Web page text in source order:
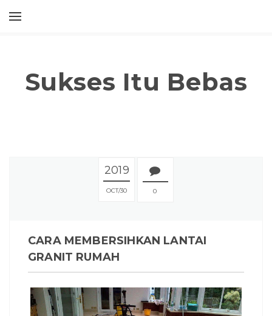
Sukses Itu Bebas
2019
OCT 30 0
CARA MEMBERSIHKAN LANTAI
GRANIT RUMAH